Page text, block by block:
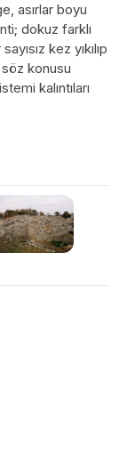
asırlar boyu
dokuz farklı
kez yıkılıp
söz konusu
kalıntıları